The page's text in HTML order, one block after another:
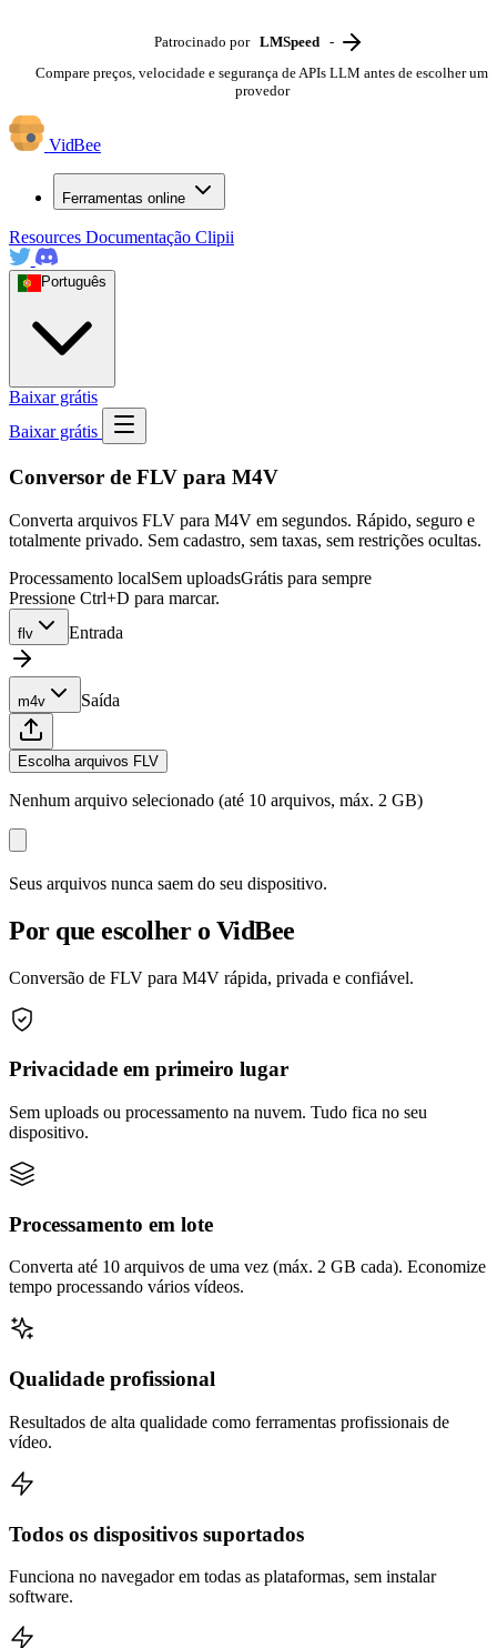
Patrocinado por LMSpeed -
Compare preços, velocidade e segurança de APIs LLM antes de escolher um
provedor
VidBee
Ferramentas online
Resources Documentação Clipii
Português
Baixar grátis
Baixar grátis
Conversor de FLV para M4V
Converta arquivos FLV para M4V em segundos. Rápido, seguro e
totalmente privado. Sem cadastro, sem taxas, sem restrições ocultas.
Processamento localSem uploadsGrátis para sempre
Pressione Ctrl+D para marcar.
flv Entrada
m4v Saída
Escolha arquivos FLV
Nenhum arquivo selecionado (até 10 arquivos, máx. 2 GB)
Seus arquivos nunca saem do seu dispositivo.
Por que escolher o VidBee
Conversão de FLV para M4V rápida, privada e confiável.
Privacidade em primeiro lugar
Sem uploads ou processamento na nuvem. Tudo fica no seu
dispositivo.
Processamento em lote
Converta até 10 arquivos de uma vez (máx. 2 GB cada). Economize
tempo processando vários vídeos.
Qualidade profissional
Resultados de alta qualidade como ferramentas profissionais de
vídeo.
Todos os dispositivos suportados
Funciona no navegador em todas as plataformas, sem instalar
software.